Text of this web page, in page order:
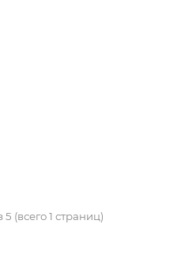
(всего 1 страниц)